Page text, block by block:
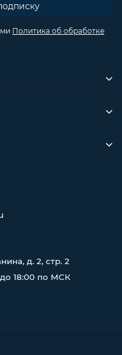
Политика об обработке
д. 2, стр. 2
18:00 по МСК